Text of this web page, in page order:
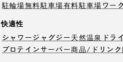
駐輪場無料駐車場有料駐車場 ワー
快適性
シャワージャグジー天然温泉 ドラ
プロテインサーバー商品/ドリンク